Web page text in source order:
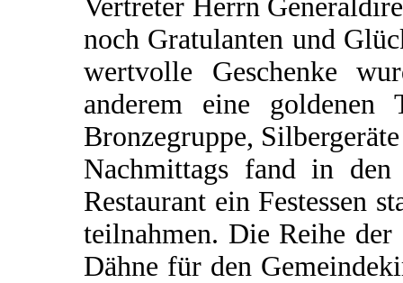
Vertreter Herrn
noch Gratulanten und
wertvolle Geschenke
anderem eine goldenen
Bronzegruppe,
Nachmittags fand in den
Restaurant ein Festessen
teilnahmen. Die Reihe
Dähne für den